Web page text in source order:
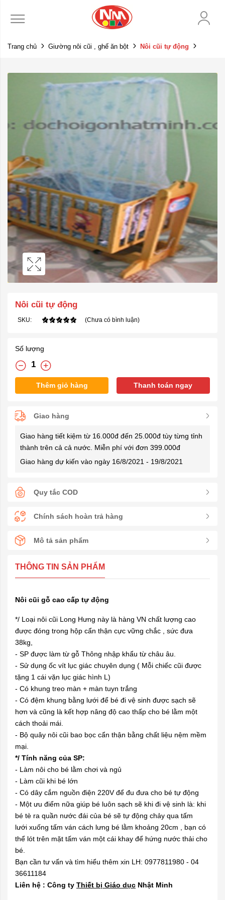
Trang chủ Giường nôi cũi , ghế ăn bột Nôi cũi tự động
Nôi cũi tự động
SKU: (Chưa có bình luận)
Số lượng
Thêm giỏ hàng Thanh toán ngay
Giao hàng
Giao hàng tiết kiệm từ 16.000đ đến 25.000đ tùy từng tỉnh
thành trên cả cả nước. Miễn phí với đơn 399.000đ
Giao hàng dự kiến vào ngày 16/8/2021 - 19/8/2021
Quy tắc COD
Chính sách hoàn trả hàng
Mô tả sản phẩm
THÔNG TIN SẢN PHẨM
Nôi cũi gỗ cao cấp tự động
*/ Loại nôi cũi Long Hưng này là hàng VN chất lượng cao
được đóng trong hộp cẩn thận cực vững chắc , sức đưa
38kg,
- SP được làm từ gỗ Thông nhập khẩu từ châu âu.
- Sử dụng ốc vít lục giác chuyên dụng ( Mỗi chiếc cũi được
tặng 1 cái vặn lục giác hình L)
- Có khung treo màn + màn tuyn trắng
- Có đệm khung bằng lưới để bé đi vệ sinh được sạch sẽ
hơn và cũng là kết hợp nâng độ cao thấp cho bé lằm một
cách thoải mái.
- Bộ quây nôi cũi bao bọc cẩn thận bằng chất liệu nệm mềm
mại.
*/ Tính năng của SP:
- Làm nôi cho bé lằm chơi và ngủ
- Làm cũi khi bé lớn
- Có dây cắm nguồn điện 220V để đu đưa cho bé tự động
- Một ưu điểm nữa giúp bé luôn sạch sẽ khi đi vệ sinh là: khi
bé tè ra quần nước đái của bé sẽ tự động chảy qua tấm
lưới xuống tấm ván cách lưng bé lằm khoảng 20cm , bạn có
thể lót trên mặt tấm ván một cái khay để hứng nước thải cho
bé.
Bạn cần tư vấn và tìm hiểu thêm xin LH: 0977811980 - 04
36611184
Liên hệ : Công ty Thiết bị Giáo dục Nhật Minh